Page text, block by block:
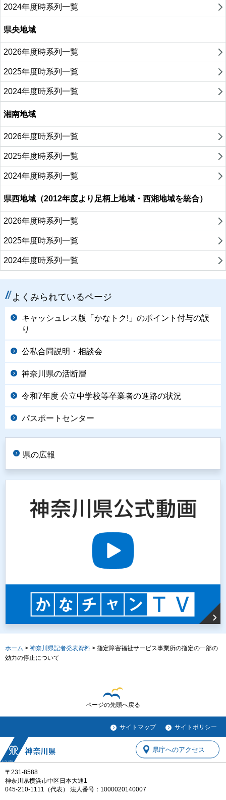
2024年度時系列一覧
県央地域
2026年度時系列一覧
2025年度時系列一覧
2024年度時系列一覧
湘南地域
2026年度時系列一覧
2025年度時系列一覧
2024年度時系列一覧
県西地域（2012年度より足柄上地域・西湘地域を統合）
2026年度時系列一覧
2025年度時系列一覧
2024年度時系列一覧
よくみられているページ
キャッシュレス版「かなトク!」のポイント付与の誤
り
公私合同説明・相談会
神奈川県の活断層
令和7年度 公立中学校等卒業者の進路の状況
パスポートセンター
県の広報
ホーム > 神奈川県記者発表資料 > 指定障害福祉サービス事業所の指定の一部の
効力の停止について
ページの先頭へ戻る
サイトマップ サイトポリシー
〒231-8588
神奈川県横浜市中区日本大通1
045-210-1111（代表） 法人番号：1000020140007
県庁へのアクセス